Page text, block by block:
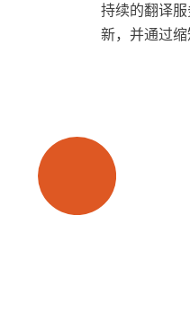
持续的翻译
新，并通过缩